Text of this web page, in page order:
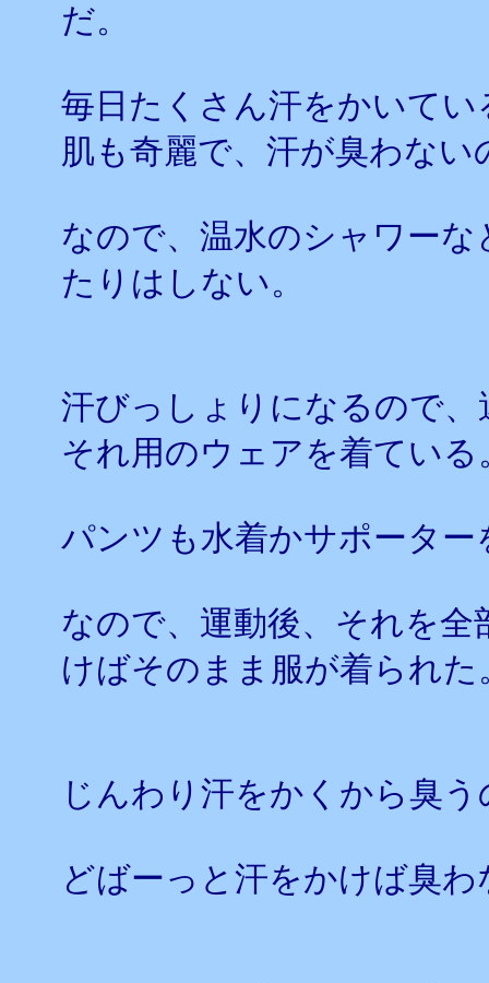
だ。
毎日たくさん汗をかいて
肌も奇麗で、汗が臭わない
なので、温水のシャワー
たりはしない。
汗びっしょりになるので
それ用のウェアを着ている
パンツも水着かサポーター
なので、運動後、それを
けばそのまま服が着られた
じんわり汗をかくから臭う
どばーっと汗をかけば臭